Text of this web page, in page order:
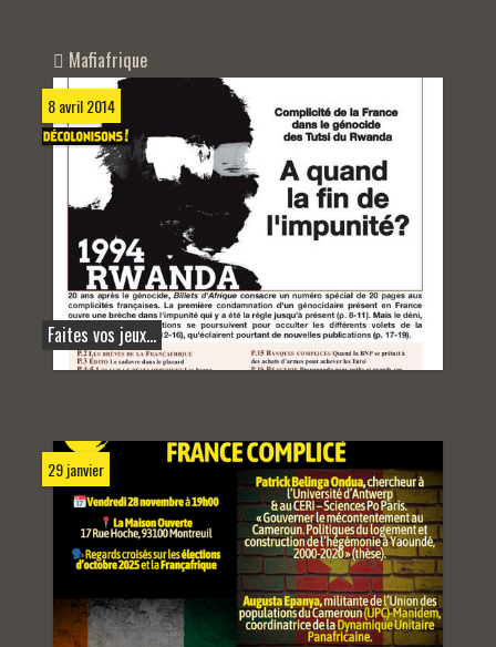
Mafiafrique
8 avril 2014
Faites vos jeux...
29 janvier